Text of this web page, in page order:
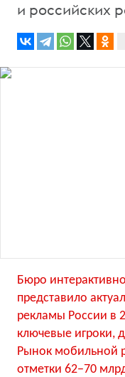
и российских
Бюро
представило
рекламы России в
ключевые игроки,
Рынок мобильной
отметки 62−70